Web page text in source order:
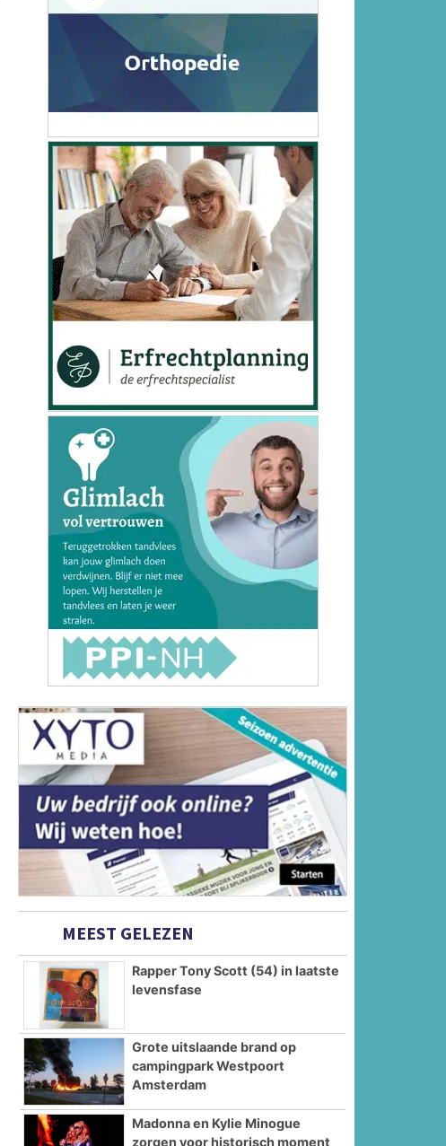
MEEST GELEZEN
Rapper Tony Scott (54) in laatste
levensfase
Grote uitslaande brand op
campingpark Westpoort
Amsterdam
Madonna en Kylie Minogue
zorgen voor historisch moment